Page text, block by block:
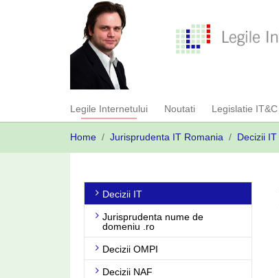
Legile Internetului Noutati Legislatie IT&C
are
Home Jurisprudenta IT Romania Decizii IT
Decizii IT
Jurisprudenta nume de
domeniu .ro
Decizii OMPI
Decizii NAF